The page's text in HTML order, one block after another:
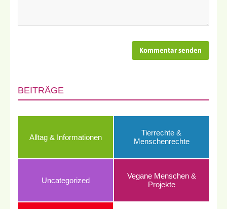
BEITRÄGE
Alltag & Informationen
Tierrechte &
Menschenrechte
Uncategorized
Vegane Menschen &
Projekte